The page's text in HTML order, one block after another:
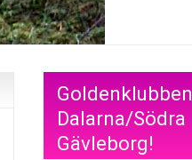
Goldenklubben
Dalarna/Södra
Gävleborg!